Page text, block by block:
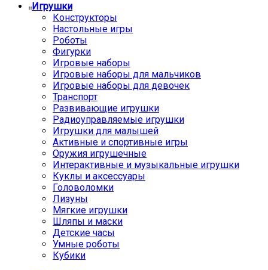
Игрушки
Конструкторы
Настольные игры
Роботы
Фигурки
Игровые наборы
Игровые наборы для мальчиков
Игровые наборы для девочек
Транспорт
Развивающие игрушки
Радиоуправляемые игрушки
Игрушки для малышей
Активные и спортивные игры
Оружия игрушечные
Интерактивные и музыкальные игрушки
Куклы и аксессуары
Головоломки
Лизуны
Мягкие игрушки
Шляпы и маски
Детские часы
Умные роботы
Кубики